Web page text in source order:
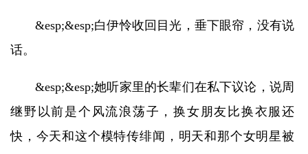
&esp;&esp;白伊怜收回目光，垂下眼帘，没有说
话。
&esp;&esp;她听家里的长辈们在私下议论，说周
继野以前是个风流浪荡子，换女朋友比换衣服还
快，今天和这个模特传绯闻，明天和那个女明星被